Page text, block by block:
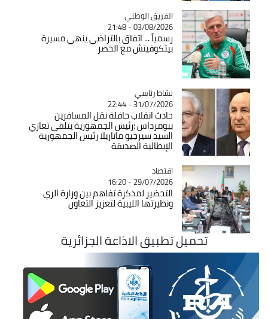
Catégorie
الفريق الوطني
03/08/2026 - 21:48
رسمياً ... اتفاق بالتراضي ينهي مسيرة
بيتكوفيتش مع الخضر
Catégorie
نشاط رئاسي
31/07/2026 - 22:44
حادث انقلاب حافلة نقل المسافرين
ببومرداس :رئيس الجمهورية يتلقى تعازي
السيد سيرجيو ماتاريلا رئيس الجمهورية
الإيطالية الصديقة
Catégorie
اقتصاد
29/07/2026 - 16:20
التحضير لمذكرة تفاهم بين وزارة الري
ونظيرتها الليبية لتعزيز التعاون
تحميل تطبيق الاذاعة الجزائرية